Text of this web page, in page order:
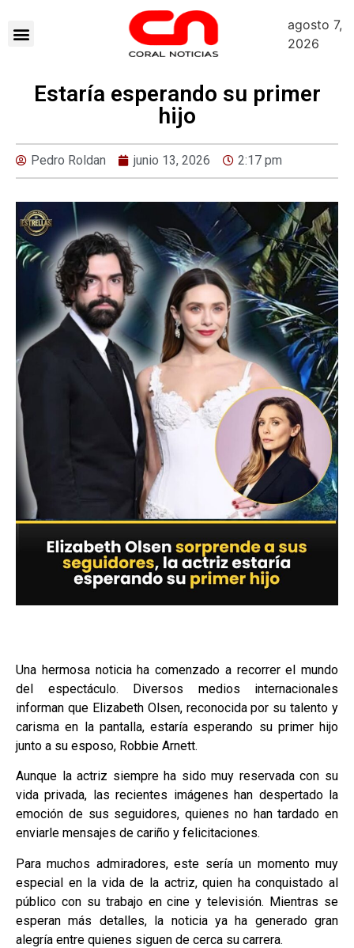
agosto 7,
2026
Estaría esperando su primer
hijo
Pedro Roldan junio 13, 2026 2:17 pm
Una hermosa noticia ha comenzado a recorrer el mundo
del espectáculo. Diversos medios internacionales
informan que Elizabeth Olsen, reconocida por su talento y
carisma en la pantalla, estaría esperando su primer hijo
junto a su esposo, Robbie Arnett.
Aunque la actriz siempre ha sido muy reservada con su
vida privada, las recientes imágenes han despertado la
emoción de sus seguidores, quienes no han tardado en
enviarle mensajes de cariño y felicitaciones.
Para muchos admiradores, este sería un momento muy
especial en la vida de la actriz, quien ha conquistado al
público con su trabajo en cine y televisión. Mientras se
esperan más detalles, la noticia ya ha generado gran
alegría entre quienes siguen de cerca su carrera.